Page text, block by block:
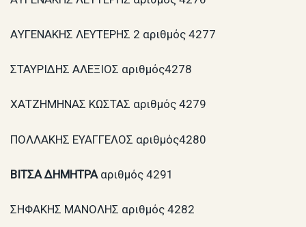
AΥΓΕΝΑΚΗΣ ΛΕΥΤΕΡΗΣ 2 αριθμός 4277
ΣΤΑΥΡΙΔΗΣ ΑΛΕΞΙΟΣ αριθμός4278
ΧΑΤΖΗΜΗΝΑΣ ΚΩΣΤΑΣ αριθμός 4279
ΠΟΛΛΑΚΗΣ ΕΥΑΓΓΕΛΟΣ αριθμός4280
BΙΤΣΑ ΔΗΜΗΤΡΑαριθμός 4291
ΣHΦΑΚΗΣ ΜΑΝΟΛΗΣ αριθμός 4282